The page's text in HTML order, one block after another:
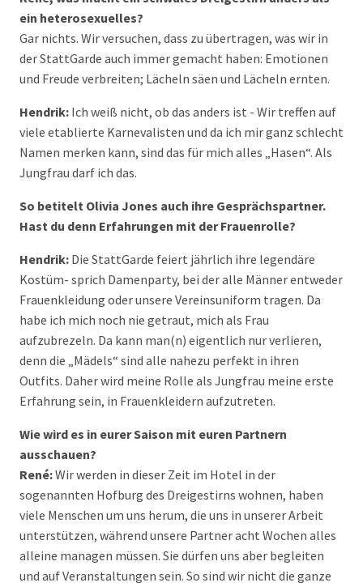
ein heterosexuelles?
Gar nichts. Wir versuchen, dass zu übertragen, was wir in
der StattGarde auch immer gemacht haben: Emotionen
und Freude verbreiten; Lächeln säen und Lächeln ernten.
Hendrik: Ich weiß nicht, ob das anders ist - Wir treffen auf
viele etablierte Karnevalisten und da ich mir ganz schlecht
Namen merken kann, sind das für mich alles „Hasen“. Als
Jungfrau darf ich das.
So betitelt Olivia Jones auch ihre Gesprächspartner.
Hast du denn Erfahrungen mit der Frauenrolle?
Hendrik: Die StattGarde feiert jährlich ihre legendäre
Kostüm- sprich Damenparty, bei der alle Männer entweder
Frauenkleidung oder unsere Vereinsuniform tragen. Da
habe ich mich noch nie getraut, mich als Frau
aufzubrezeln. Da kann man(n) eigentlich nur verlieren,
denn die „Mädels“ sind alle nahezu perfekt in ihren
Outfits. Daher wird meine Rolle als Jungfrau meine erste
Erfahrung sein, in Frauenkleidern aufzutreten.
Wie wird es in eurer Saison mit euren Partnern
ausschauen?
René:Wir werden in dieser Zeit im Hotel in der
sogenannten Hofburg des Dreigestirns wohnen, haben
viele Menschen um uns herum, die uns in unserer Arbeit
unterstützen, während unsere Partner acht Wochen alles
alleine managen müssen. Sie dürfen uns aber begleiten
und auf Veranstaltungen sein. So sind wir nicht die ganze